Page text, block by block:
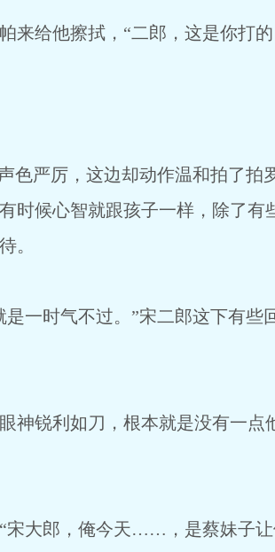
给他擦拭，“二郎，这是你打的
严厉，这边却动作温和拍了拍
时候心智就跟孩子一样，除了有
。
时气不过。”宋二郎这下有些
锐利如刀，根本就是没有一点
大郎，俺今天……，是蔡妹子让